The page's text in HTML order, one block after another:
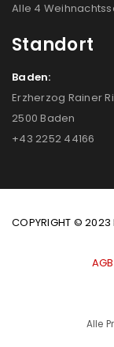
Alle 4
Standort
Baden:
Erzherzog Rainer
2500 Baden
+43 2252 44166
COPYRIGHT © 2023
AGB
Alle